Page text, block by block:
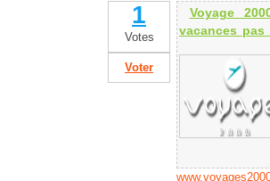
1
Votes
Voter
Voyage
vacances pas